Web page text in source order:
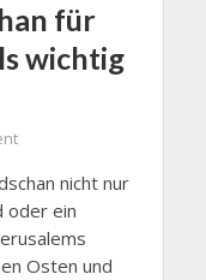
für
wichtig
nicht nur
oder ein
Osten und